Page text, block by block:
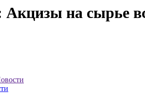
Акцизы на сырье